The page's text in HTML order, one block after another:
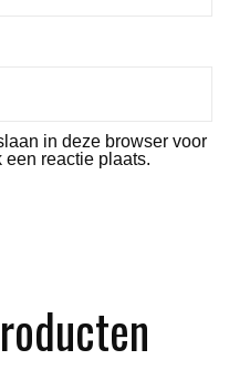
in deze browser voor
reactie plaats.